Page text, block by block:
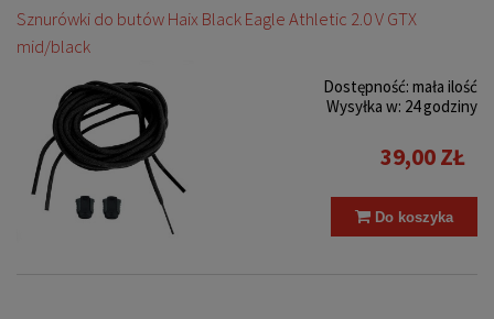
Sznurówki do butów Haix Black Eagle Athletic 2.0 V GTX
mid/black
Dostępność: mała ilość
Wysyłka w: 24 godziny
39,00 ZŁ
Do koszyka